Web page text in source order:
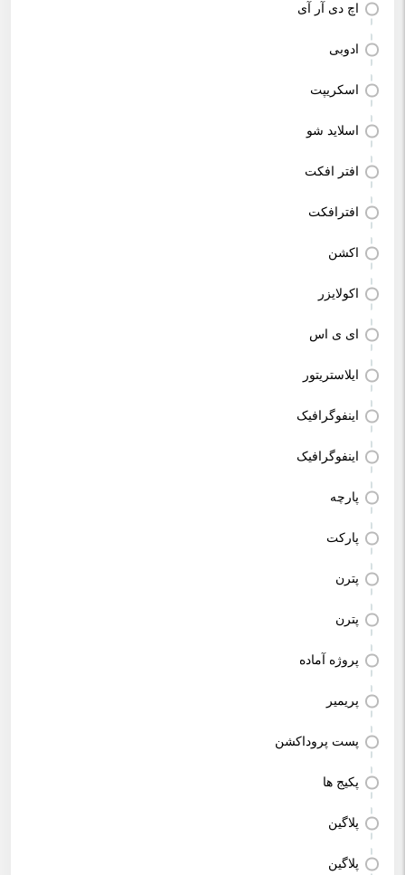
اچ دی آر آی
ادوبی
اسکریپت
اسلاید شو
افتر افکت
افترافکت
اکشن
اکولایزر
ای ی اس
ایلاستریتور
اینفوگرافیک
اینفوگرافیک
پارچه
پارکت
پترن
پترن
پروژه آماده
پریمیر
پست پروداکشن
پکیج ها
پلاگین
پلاگین